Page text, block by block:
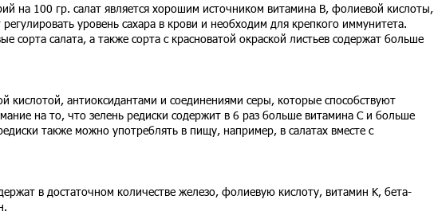
на 100 гр. салат является хорошим источником витамина В, фолиевой кислоты,
уровень сахара в крови и необходим для крепкого иммунитета.
сорта салата, а также сорта с красноватой окраской листьев содержат больше
кислотой, антиоксидантами и соединениями серы, которые способствуют
на то, что зелень редиски содержит в 6 раз больше витамина С и больше
также можно употреблять в пищу, например, в салатах вместе с
в достаточном количестве железо, фолиевую кислоту, витамин K, бета-